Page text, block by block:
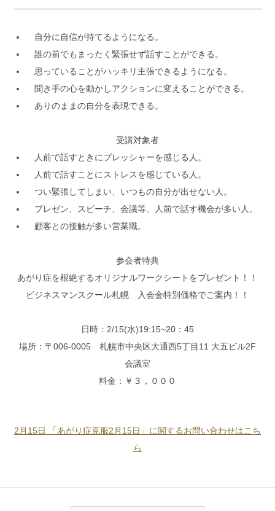
自分に自信が持てるようになる。
誰の前でもまったく緊張せず話すことができる。
思っていることがハッキリ主張できるようになる。
聞き手の心を動かしアクションに変えることができる。
ありのままの自分を表現できる。
受講対象者
人前で話すときにプレッシャーを感じる人。
人前で話すことにストレスを感じている人。
つい緊張してしまい、いつもの自分が出せない人。
プレゼン、スピーチ、会議等、人前で話す機会が多い人。
顧客との接触が多い営業職。
参会者特典
あがり症を根絶するオリジナルワークシートをプレゼント！！
ビジネスマンスクール札幌 入会金特別価格でご案内！！
日時：2/15(水)19:15~20：45
場所：〒006-0005 札幌市中央区大通西5丁目11 大五ビル2F
会議室
料金：￥３，０００
2月15日 「あがり症克服2月15日」に関するお問い合わせはこち
ら